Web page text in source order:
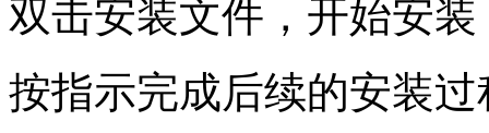
双击安装文件，开始安装
按指示完成后续的安装过